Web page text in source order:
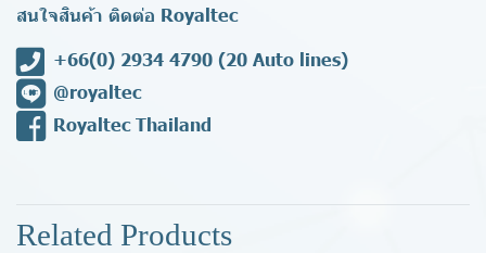
สนใจสินค้า ติดต่อ Royaltec
+66(0) 2934 4790 (20 Auto lines)
@royaltec
Royaltec Thailand
Related Products